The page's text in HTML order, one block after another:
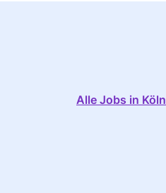
Alle Jobs in Köln